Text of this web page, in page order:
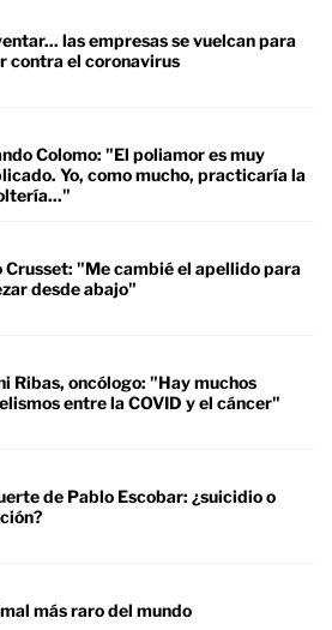
las empresas se vuelcan para
contra el coronavirus
Colomo: "El poliamor es muy
Yo, como mucho, practicaría la
Crusset: "Me cambié el apellido para
desde abajo"
Ribas, oncólogo: "Hay muchos
entre la COVID y el cáncer"
de Pablo Escobar: ¿suicidio o
más raro del mundo